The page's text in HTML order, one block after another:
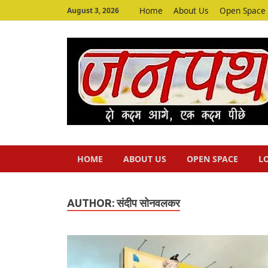
August 3, 2026 Home About Us Open Space
HOME ABOUT US OPEN SPACE
AUTHOR:संदीप सोनवलकर